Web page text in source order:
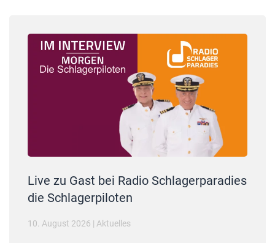
Live zu Gast bei Radio Schlagerparadies
die Schlagerpiloten
10. August 2026 | Aktuelles